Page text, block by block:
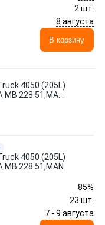
2 шт.
8 августа
В корзину
4050 (205L)
228.51,MAN
4050 (205L)
228.51,MAN
85%
23 шт.
7 - 9 августа